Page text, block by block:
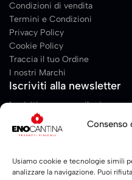
Consenso
Usiamo cookie e tecnologie simili
analizzare la navigazione. Puoi
Condizioni di vendita
Termini e Condizioni
Privacy Policy
Cookie Policy
Traccia il tuo Ordine
I nostri Marchi
Iscriviti alla newsletter
Iscriviti per essere il primo a
promozioni, contenuti
m
a